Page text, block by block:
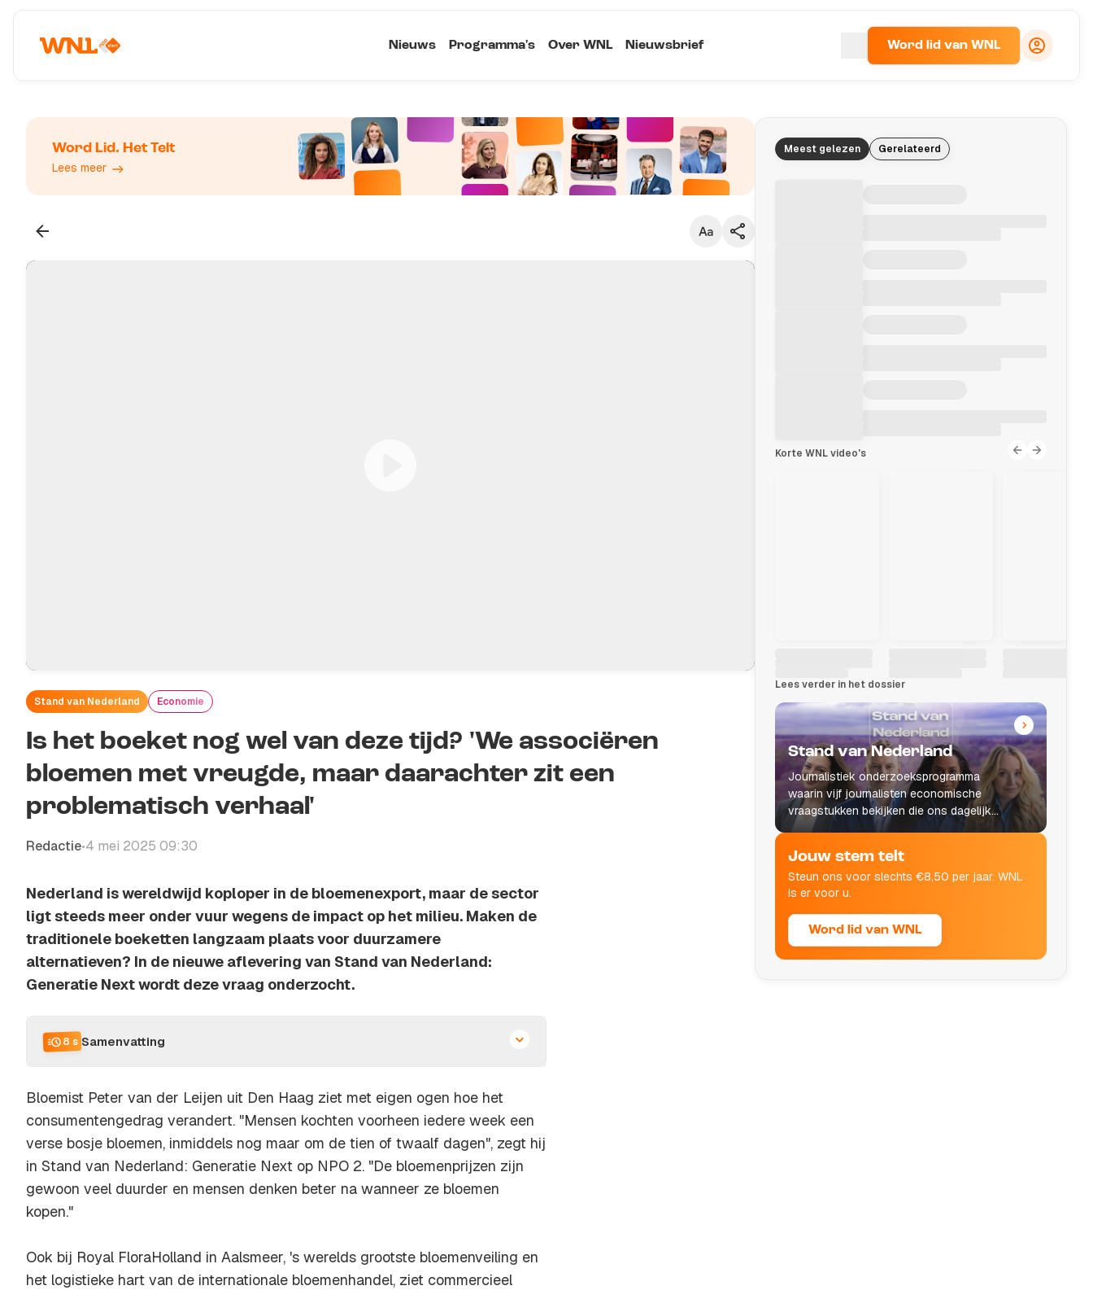
Nieuws Programma's Over WNL Nieuwsbrief Word lid van WNL
Word Lid. Het Telt
Lees meer
Stand van Nederland Economie
Is het boeket nog wel van deze tijd? 'We associëren
bloemen met vreugde, maar daarachter zit een
problematisch verhaal'
Redactie•4 mei 2025 09:30
Nederland is wereldwijd koploper in de bloemenexport, maar de sector
ligt steeds meer onder vuur wegens de impact op het milieu. Maken de
traditionele boeketten langzaam plaats voor duurzamere
alternatieven? In de nieuwe aflevering van Stand van Nederland:
Generatie Next wordt deze vraag onderzocht.
8 s Samenvatting
Bloemist Peter van der Leijen uit Den Haag ziet met eigen ogen hoe het
consumentengedrag verandert. "Mensen kochten voorheen iedere week een
verse bosje bloemen, inmiddels nog maar om de tien of twaalf dagen", zegt hij
in Stand van Nederland: Generatie Next op NPO 2. "De bloemenprijzen zijn
gewoon veel duurder en mensen denken beter na wanneer ze bloemen
kopen."
Ook bij Royal FloraHolland in Aalsmeer, 's werelds grootste bloemenveiling en
het logistieke hart van de internationale bloemenhandel, ziet commercieel
Meest gelezen Gerelateerd
Korte WNL video's
Lees verder in het dossier
Stand van Nederland
Journalistiek onderzoeksprogramma
waarin vijf journalisten economische
vraagstukken bekijken die ons dagelijks
leven raken.
Jouw stem telt
Steun ons voor slechts €8,50 per jaar. WNL
is er voor u.
Word lid van WNL